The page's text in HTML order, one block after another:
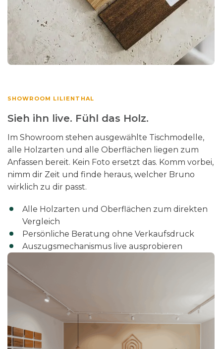
SHOWROOM LILIENTHAL
Sieh ihn live. Fühl das Holz.
Im Showroom stehen ausgewählte Tischmodelle,
alle Holzarten und alle Oberflächen liegen zum
Anfassen bereit. Kein Foto ersetzt das. Komm vorbei,
nimm dir Zeit und finde heraus, welcher Bruno
wirklich zu dir passt.
Alle Holzarten und Oberflächen zum direkten
Vergleich
Persönliche Beratung ohne Verkaufsdruck
Auszugsmechanismus live ausprobieren